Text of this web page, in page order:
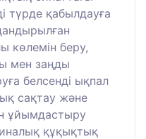
түрде қабылдауға
көлемін беру,
мен заңды
белсенді ықпал
сақтау және
ұйымдастыру
құқықтық